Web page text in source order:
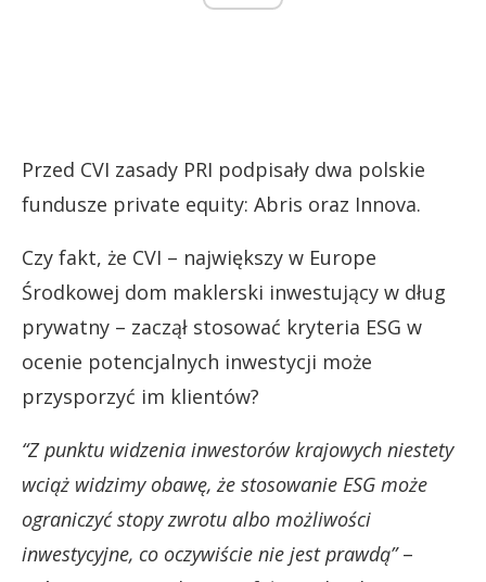
Przed CVI zasady PRI podpisały dwa polskie
fundusze private equity: Abris oraz Innova.
Czy fakt, że CVI – największy w Europe
Środkowej dom maklerski inwestujący w dług
prywatny – zaczął stosować kryteria ESG w
ocenie potencjalnych inwestycji może
przysporzyć im klientów?
“Z punktu widzenia inwestorów krajowych niestety
wciąż widzimy obawę, że stosowanie ESG może
ograniczyć stopy zwrotu albo możliwości
inwestycyjne, co oczywiście nie jest prawdą”–